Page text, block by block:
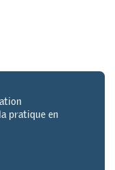
pratique en